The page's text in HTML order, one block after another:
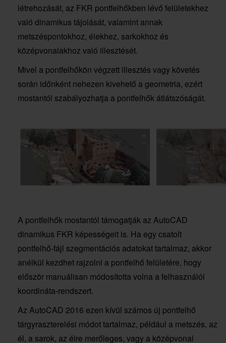
létrehozását, az FKR pontfelhőkben lévő felületekhez
való dinamikus tájolását, valamint annak
metszéspontokhoz, élekhez, sarkokhoz és
középvonalakhoz való illesztését.
Mivel a pontfelhőkön végzett illesztés vagy követés
során időnként nehezen kivehető a geometria, ezért
mostantól szabályozhatja a pontfelhők átlátszóságát.
A pontfelhők mostantól támogatják az AutoCAD
dinamikus FKR képességeit is. Ha egy csatolt
pontfelhő-fájl szegmentációs adatokat tartalmaz, akkor
anélkül kezdhet rajzolni a pontfelhő felületére, hogy
először manuálisan módosította volna a felhasználói
koordináta-rendszert.
Az AutoCAD 2016 ezen kívül számos új pontfelhő
tárgyraszterelési módot tartalmaz, például a metszés, az
él, a sarok, az élre merőleges, vagy a középvonal